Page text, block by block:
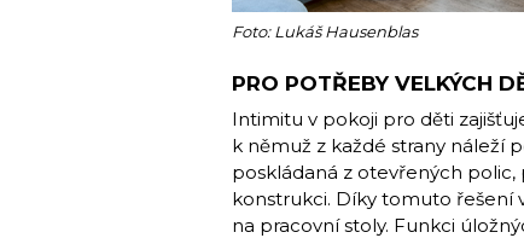
Foto: Lukáš Hausenblas
PRO POTŘEBY VELKÝCH
Intimitu v pokoji pro děti
k němuž z každé strany náleží
poskládaná z otevřených
konstrukci. Díky tomuto řešení
na pracovní stoly. Funkci